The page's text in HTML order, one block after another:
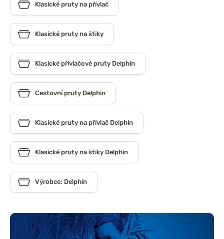
Klasické pruty na přívlač
Klasické pruty na štiky
Klasické přívlačové pruty Delphin
Cestovní pruty Delphin
Klasické pruty na přívlač Delphin
Klasické pruty na štiky Delphin
Výrobce: Delphin